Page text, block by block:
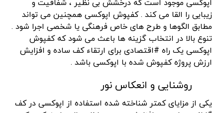
اپوکسی موجود است که درخشش بی نظیر ، شفافیت و
زیبایی را القا می کند . کفپوش اپوکسی همچنین می تواند
مطابق الگوها و طرح های خاص فرهنگی یا شخصی اجرا شود .
تنوع بالا در انتخاب گزینه ها باعث می شود که کفپوش
اپوکسی یک راه #اقتصادی برای ارتقاء کف ساده و افزایش
ارزش پروژه کفپوش شده با اپوکسی باشد .
روشنایی و انعکاس نور
یکی از مزایای کمتر شناخته شده استفاده از اپوکسی در کف